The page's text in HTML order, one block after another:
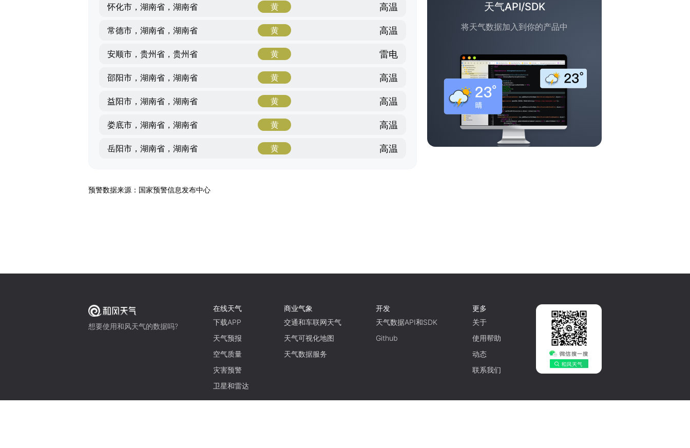
怀化市，湖南省，湖南省 黄 高温
常德市，湖南省，湖南省 黄 高温
安顺市，贵州省，贵州省 黄 雷电
邵阳市，湖南省，湖南省 黄 高温
益阳市，湖南省，湖南省 黄 高温
娄底市，湖南省，湖南省 黄 高温
岳阳市，湖南省，湖南省 黄 高温
天气API/SDK
将天气数据加入到你的产品中
预警数据来源：国家预警信息发布中心
想要使用和风天气的数据吗?
在线天气
下载APP
天气预报
空气质量
灾害预警
卫星和雷达
商业气象
交通和车联网天气
天气可视化地图
天气数据服务
开发
天气数据API和SDK
Github
更多
关于
使用帮助
动态
联系我们